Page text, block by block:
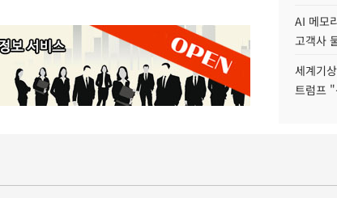
AI 메모
고객사
세계기
트럼프